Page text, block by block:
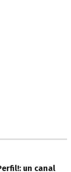
un canal